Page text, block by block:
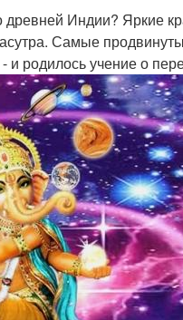
древней Индии? Яркие
Самые
и родилось учение о